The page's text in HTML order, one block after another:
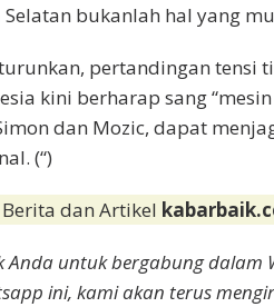
Selatan bukanlah hal yang
pertandingan tensi
kini berharap sang
dan Mozic, dapat
(“)
Berita dan Artikel
Anda untuk bergabung dalam
ini, kami akan terus